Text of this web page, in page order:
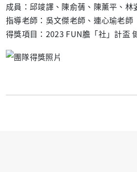
成員：邱竣譯、陳俞蒨、陳薰平、林
指導老師：吳文傑老師、連心瑜老師
得獎項目：2023 FUN膽「社」計盃